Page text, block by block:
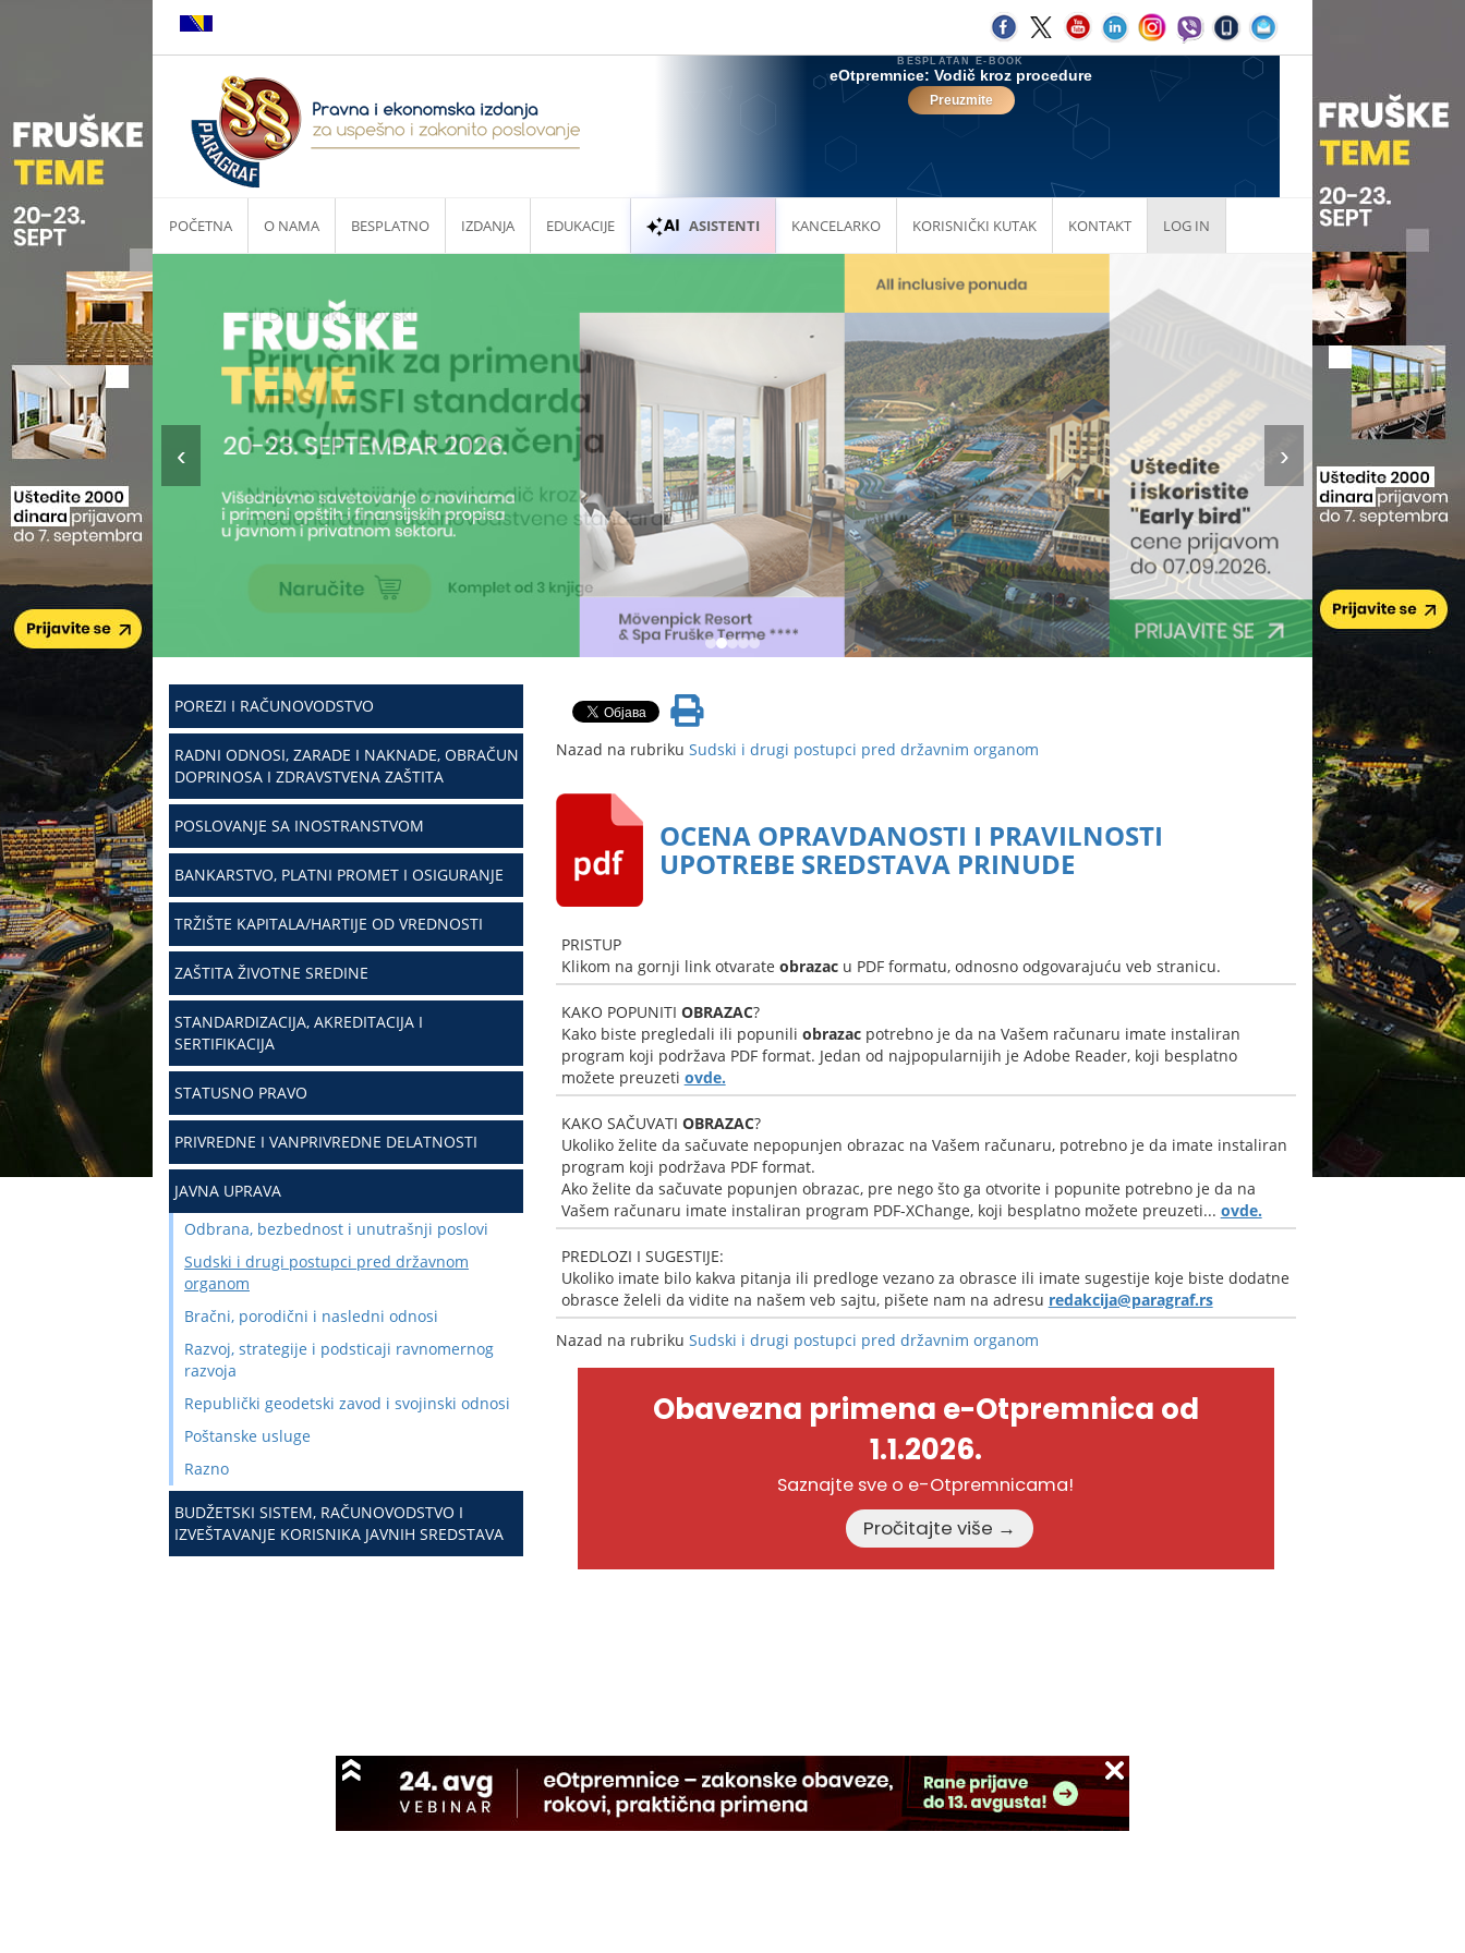
POČETNA O NAMA BESPLATNO IZDANJA EDUKACIJE ASISTENTI KANCELARKO KORISNIČKI KUTAK KONTAKT LOG IN
POREZI I RAČUNOVODSTVO
RADNI ODNOSI, ZARADE I NAKNADE, OBRAČUN
DOPRINOSA I ZDRAVSTVENA ZAŠTITA
POSLOVANJE SA INOSTRANSTVOM
BANKARSTVO, PLATNI PROMET I OSIGURANJE
TRŽIŠTE KAPITALA/HARTIJE OD VREDNOSTI
ZAŠTITA ŽIVOTNE SREDINE
STANDARDIZACIJA, AKREDITACIJA I
SERTIFIKACIJA
STATUSNO PRAVO
PRIVREDNE I VANPRIVREDNE DELATNOSTI
JAVNA UPRAVA
Odbrana, bezbednost i unutrašnji poslovi
Sudski i drugi postupci pred državnom
organom
Bračni, porodični i nasledni odnosi
Razvoj, strategije i podsticaji ravnomernog
razvoja
Republički geodetski zavod i svojinski odnosi
Poštanske usluge
Razno
BUDŽETSKI SISTEM, RAČUNOVODSTVO I
IZVEŠTAVANJE KORISNIKA JAVNIH SREDSTAVA
Nazad na rubriku Sudski i drugi postupci pred državnim organom
OCENA OPRAVDANOSTI I PRAVILNOSTI
UPOTREBE SREDSTAVA PRINUDE
PRISTUP
Klikom na gornji link otvarate obrazacu PDF formatu, odnosno odgovarajuću veb stranicu.
KAKO POPUNITI OBRAZAC?
Kako biste pregledali ili popunili obrazacpotrebno je da na Vašem računaru imate instaliran
program koji podržava PDF format. Jedan od najpopularnijih je Adobe Reader, koji besplatno
možete preuzeti ovde.
KAKO SAČUVATI OBRAZAC?
Ukoliko želite da sačuvate nepopunjen obrazac na Vašem računaru, potrebno je da imate instaliran
program koji podržava PDF format.
Ako želite da sačuvate popunjen obrazac, pre nego što ga otvorite i popunite potrebno je da na
Vašem računaru imate instaliran program PDF-XChange, koji besplatno možete preuzeti... ovde.
PREDLOZI I SUGESTIJE:
Ukoliko imate bilo kakva pitanja ili predloge vezano za obrasce ili imate sugestije koje biste dodatne
obrasce želeli da vidite na našem veb sajtu, pišete nam na adresu redakcija@paragraf.rs
Nazad na rubriku Sudski i drugi postupci pred državnim organom
Obavezna primena e-Otpremnica od
1.1.2026.
Saznajte sve o e-Otpremnicama!
Pročitajte više →